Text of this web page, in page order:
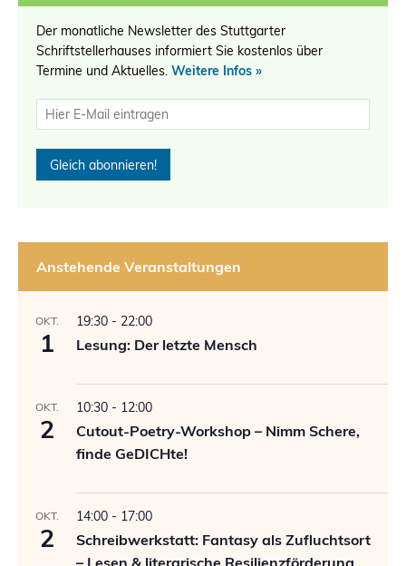
Der monatliche Newsletter des Stuttgarter
Schriftstellerhauses informiert Sie kostenlos über
Termine und Aktuelles. Weitere Infos »
Anstehende Veranstaltungen
OKT.
1
19:30 - 22:00
Lesung: Der letzte Mensch
OKT.
2
10:30 - 12:00
Cutout-Poetry-Workshop – Nimm Schere,
finde GeDICHte!
OKT.
2
14:00 - 17:00
Schreibwerkstatt: Fantasy als Zufluchtsort
– Lesen & literarische Resilienzförderung